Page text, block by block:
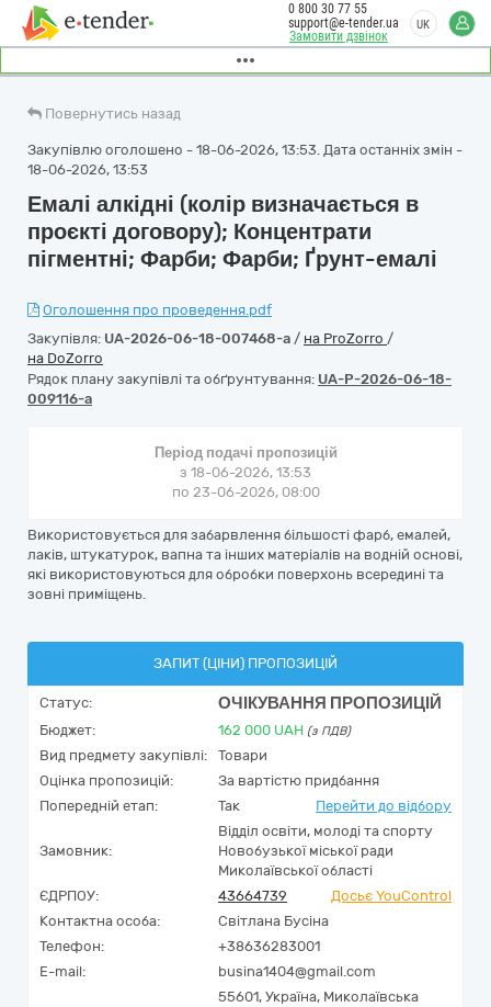
Замовити дзвінок
0 800 30 77 55
support@e-tender.ua
UK
Повернутись назад
Закупівлю оголошено - 18-06-2026, 13:53. Дата останніх змін -
18-06-2026, 13:53
Емалі алкідні (колір визначається в
проєкті договору); Концентрати
пігментні; Фарби; Фарби; Ґрунт-емалі
Оголошення про проведення.pdf
Закупівля: UA-2026-06-18-007468-a / на ProZorro /
на DoZorro
Рядок плану закупівлі та обґрунтування: UA-P-2026-06-18-
009116-a
Період подачі пропозицій
з 18-06-2026, 13:53
по 23-06-2026, 08:00
Використовується для забарвлення більшості фарб, емалей,
лаків, штукатурок, вапна та інших матеріалів на водній основі,
які використовуються для обробки поверхонь всередині та
зовні приміщень.
ЗАПИТ (ЦІНИ) ПРОПОЗИЦІЙ
Статус: ОЧІКУВАННЯ ПРОПОЗИЦІЙ
Бюджет: 162 000 UAH (з ПДВ)
Вид предмету закупівлі:
Товари
Оцінка пропозицій:
За вартістю придбання
Попередній етап:
Так Перейти до відбору
Замовник:
Відділ освіти, молоді та спорту
Новобузької міської ради
Миколаївської області
ЄДРПОУ:
43664739
Досьє YouControl
Контактна особа:
Світлана Бусіна
Телефон:
+38636283001
E-mail:
busina1404@gmail.com
55601, Україна, Миколаївська